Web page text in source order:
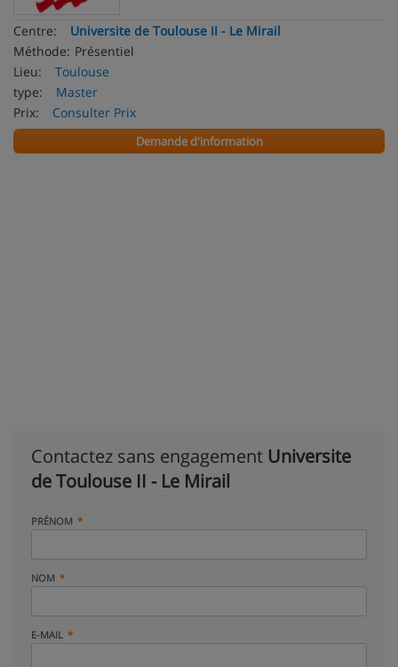
Centre:
Universite de Toulouse II - Le Mirail
Méthode: Présentiel
Lieu:
Toulouse
type:
Master
Prix:
Consulter Prix
Demande d'information
Contactez sans engagement Universite
de Toulouse II - Le Mirail
PRÉNOM
NOM
E-MAIL